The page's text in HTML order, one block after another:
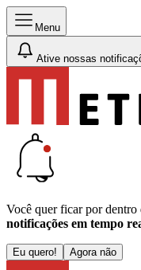
Menu
Ative nossas
Você quer ficar por dentro
notificações em tempo
Eu quero! Agora não